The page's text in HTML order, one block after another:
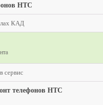
HTC
КАД
сервис
телефонов HTC